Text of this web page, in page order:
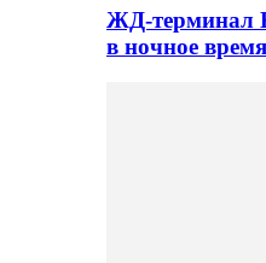
ЖД-терминал
в ночное